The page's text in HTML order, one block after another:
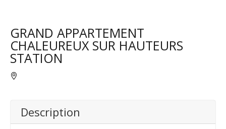
GRAND APPARTEMENT
CHALEUREUX SUR HAUTEURS
STATION
Description